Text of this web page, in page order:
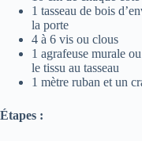
1 tasseau de bois
la porte
4 à 6 vis ou clous
1 agrafeuse murale
le tissu au tasseau
1 mètre ruban et un
Étapes :